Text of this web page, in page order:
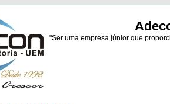
"Ser uma empresa júnior que